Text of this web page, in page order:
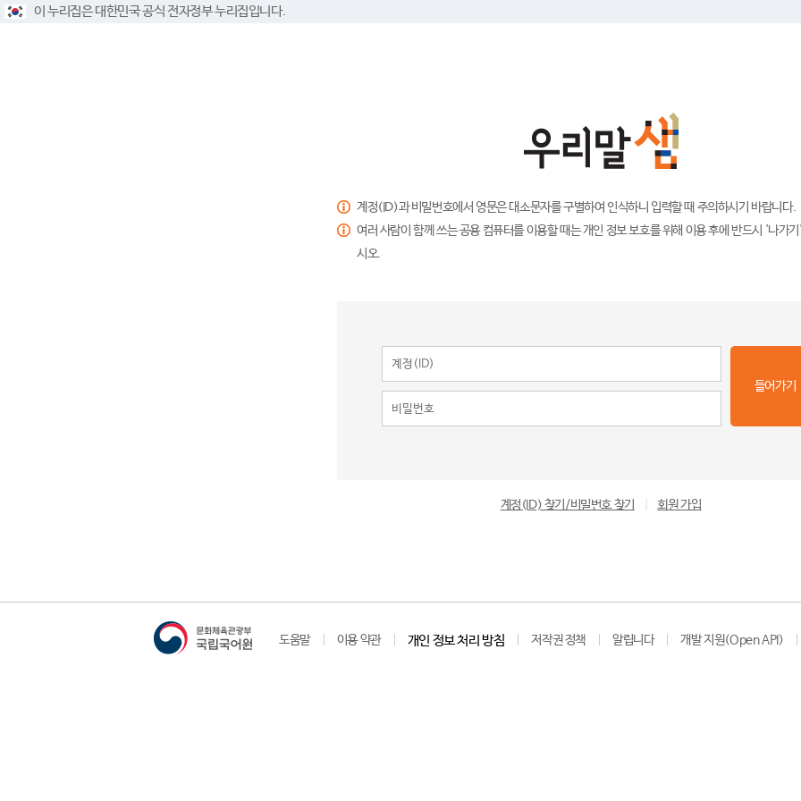
이 누리집은 대한민국 공식 전자정부 누리집입니다.
계정(ID)과 비밀번호에서 영문은 대소문자를 구별하여 인식하니 입력할 때 주의하시기 바랍니다.
여러 사람이 함께 쓰는 공용 컴퓨터를 이용할 때는 개인 정보 보호를 위해 이용 후에 반드시 '나가
시오.
들어가기
계정(ID) 찾기/비밀번호 찾기 회원 가입
도움말 이용 약관 개인 정보 처리 방침 저작권 정책 알립니다 개발 지원(Open API)